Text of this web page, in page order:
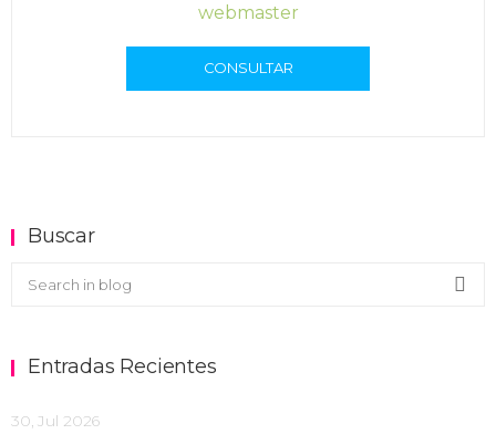
webmaster
CONSULTAR
Buscar
Buscar en el blog
Entradas Recientes
30, Jul 2026